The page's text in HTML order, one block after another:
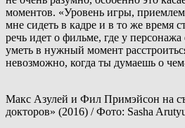
моментов. «Уровень игры,
мне сидеть в кадре и в то же время
речь идет о фильме, где у
уметь в нужный момент
невозможно, когда ты думаешь о
Макс Азулей и Фил Примэйсон на
докторов» (2016) / Фото: Sasha